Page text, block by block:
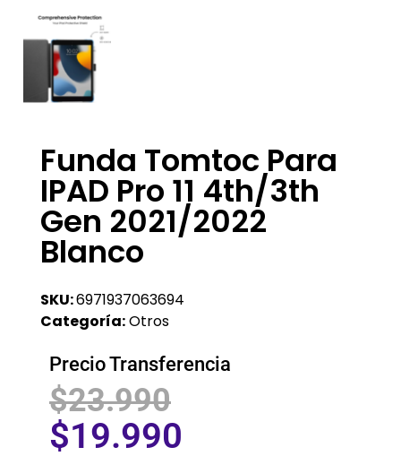
Funda Tomtoc Para
IPAD Pro 11 4th/3th
Gen 2021/2022
Blanco
SKU:6971937063694
Categoría:Otros
Precio Transferencia
$23.990
$19.990